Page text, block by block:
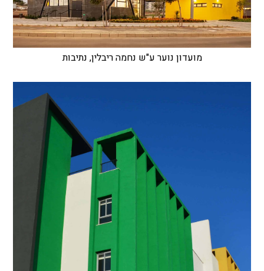
מועדון נוער ע"ש נחמה ריבלין, נתיבות